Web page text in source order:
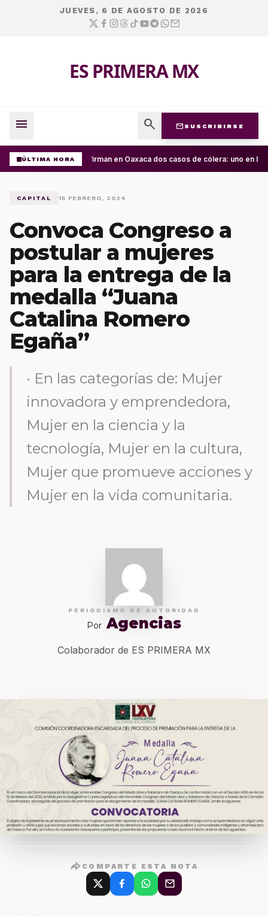
JUEVES, 6 DE AGOSTO DE 2026
ES PRIMERA MX
menu search mail SUSCRIBIRSE
ÚLTIMA HORAConfirman en Oaxaca dos casos de cólera: uno en la
CAPITAL 15 FEBRERO, 2024
Convoca Congreso a
postular a mujeres
para la entrega de la
medalla “Juana
Catalina Romero
Egaña”
· En las categorías de: Mujer
innovadora y emprendedora,
Mujer en la ciencia y la
tecnología, Mujer en la cultura,
Mujer que promueve acciones y
Mujer en la vida comunitaria.
PERIODISMO DE AUTORIDAD
Por Agencias
Colaborador de ES PRIMERA MX
COMPARTE ESTA NOTA